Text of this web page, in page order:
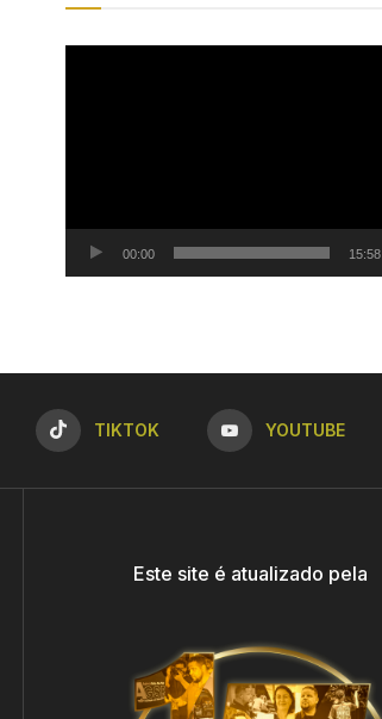
00:00 15:58
TIKTOK YOUTUBE
Este site é atualizado pela